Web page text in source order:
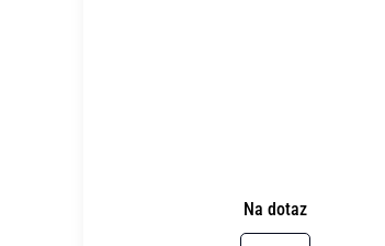
Na dotaz